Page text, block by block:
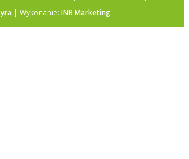
| Wykonanie: INB Marketing